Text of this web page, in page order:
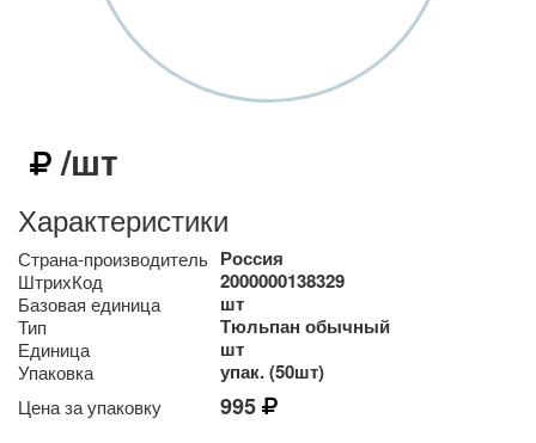
/шт
Характеристики
Страна-производитель Россия
ШтрихКод 2000000138329
Базовая единица шт
Тип Тюльпан обычный
Единица шт
Упаковка упак. (50шт)
Цена за упаковку 995